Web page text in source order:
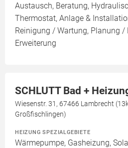
Austausch, Beratung,
Thermostat, Anlage &
Reinigung / Wartung, Planung /
Erweiterung
SCHLUTT Bad +
Wiesenstr. 31, 67466 Lambrecht
Großfischlingen)
HEIZUNG SPEZIALGEBIETE
Wärmepumpe, Gasheizung,